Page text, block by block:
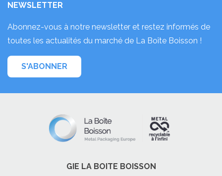
NEWSLETTER
Abonnez-vous à notre newsletter et restez informés de
toutes les actualités du marché de La Boîte Boisson !
S'ABONNER
GIE LA BOITE BOISSON